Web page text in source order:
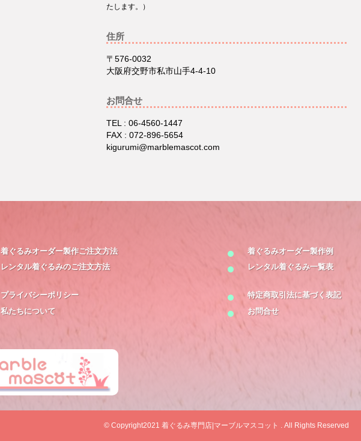
たします。）
住所
〒576-0032
大阪府交野市私市山手4-4-10
お問合せ
TEL : 06-4560-1447
FAX : 072-896-5654
kigurumi@marblemascot.com
着ぐるみオーダー製作ご注文方法
着ぐるみオーダー製作例
レンタル着ぐるみのご注文方法 レンタル着ぐるみ一覧表
プライバシーポリシー
特定商取引法に基づく表記
私たちについて
お問合せ
© Copyright2021 着ぐるみ専門店|マーブルマスコット . All Rights Reserved